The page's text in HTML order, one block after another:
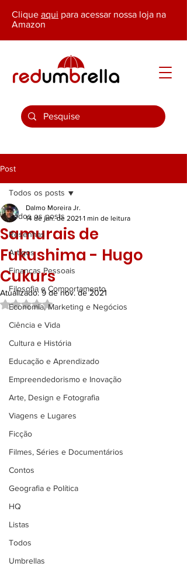
Clique aqui para acessar nossa loja na
Amazon
Post
Todos os posts
Resenhas
Artigos
Finanças Pessoais
Filosofia e Comportamento
Economia, Marketing e Negócios
Ciência e Vida
Cultura e História
Educação e Aprendizado
Empreendedorismo e Inovação
Arte, Design e Fotografia
Viagens e Lugares
Ficção
Filmes, Séries e Documentários
Contos
Geografia e Política
HQ
Listas
Todos
Umbrellas
Todos os posts
Samurais de
Fukushima - Hugo
Cukurs
Dalmo Moreira Jr.
14 de jan. de 2021 1 min de leitura
Atualizado:9 de nov. de 2021
Avaliado com NaN de 5 estrelas.